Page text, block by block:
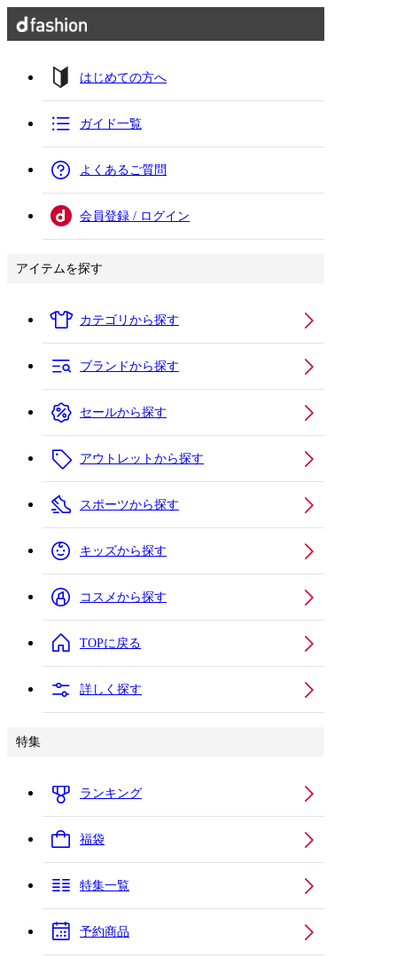
はじめての方へ
ガイド一覧
よくあるご質問
会員登録 / ログイン
アイテムを探す
カテゴリから探す
ブランドから探す
セールから探す
アウトレットから探す
スポーツから探す
キッズから探す
コスメから探す
TOPに戻る
詳しく探す
特集
ランキング
福袋
特集一覧
予約商品